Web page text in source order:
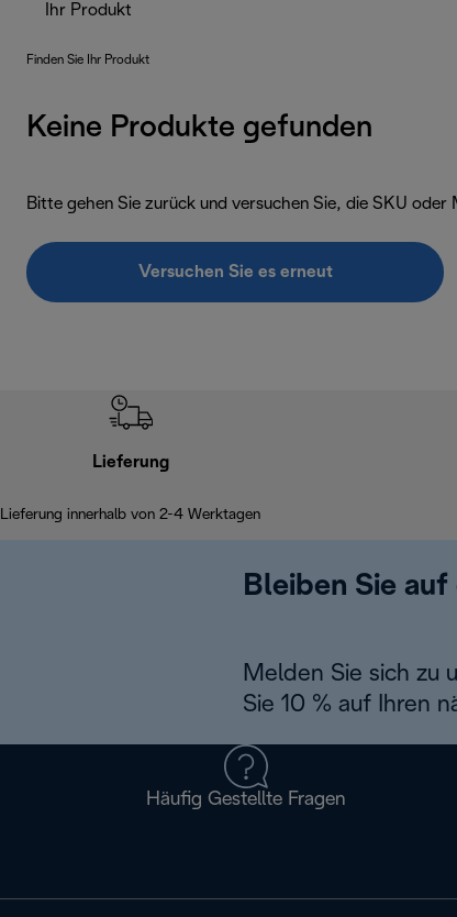
Ihr Produkt
Finden Sie Ihr Produkt
Keine Produkte gefunden
Bitte gehen Sie zurück und versuchen Sie, die SKU
Versuchen Sie es erneut
Lieferung
Lieferung innerhalb von 2-4 Werktagen
Bleiben Sie
Melden Sie sich zu
Sie 10 % auf Ihren
Häufig Gestellte Fragen